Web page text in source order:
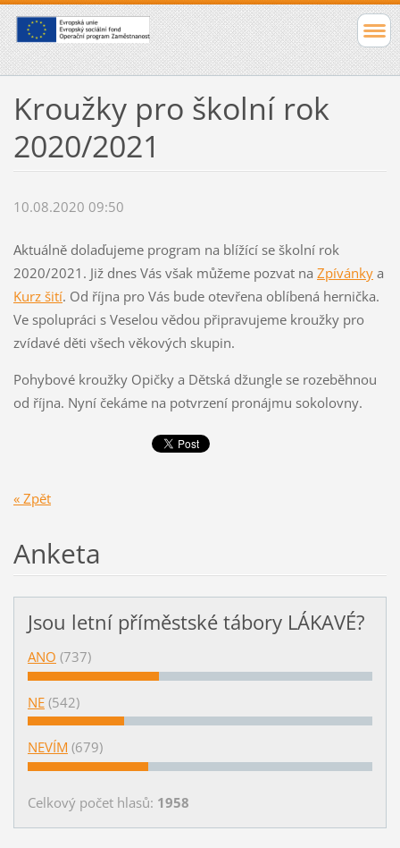
Kroužky pro školní rok
2020/2021
10.08.2020 09:50
Aktuálně dolaďujeme program na blížící se školní rok
2020/2021. Již dnes Vás však můžeme pozvat na Zpívánkya
Kurz šití. Od října pro Vás bude otevřena oblíbená hernička.
Ve spolupráci s Veselou vědou připravujeme kroužky pro
zvídavé děti všech věkových skupin.
Pohybové kroužky Opičky a Dětská džungle se rozeběhnou
od října. Nyní čekáme na potvrzení pronájmu sokolovny.
« Zpět
Anketa
Jsou letní příměstské tábory LÁKAVÉ?
ANO (737)
NE (542)
NEVÍM (679)
Celkový počet hlasů: 1958